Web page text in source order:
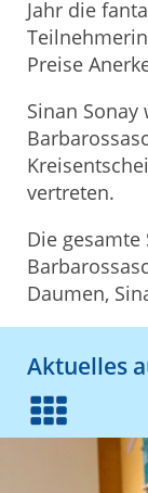
Jahr die
Preise
Sinan
vertreten.
Die
Daumen,
Aktuelles